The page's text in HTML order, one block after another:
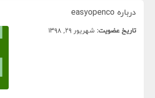
درباره easyopenco
تاریخ عضویت: شهریور ۲۹, ۱۳۹۸